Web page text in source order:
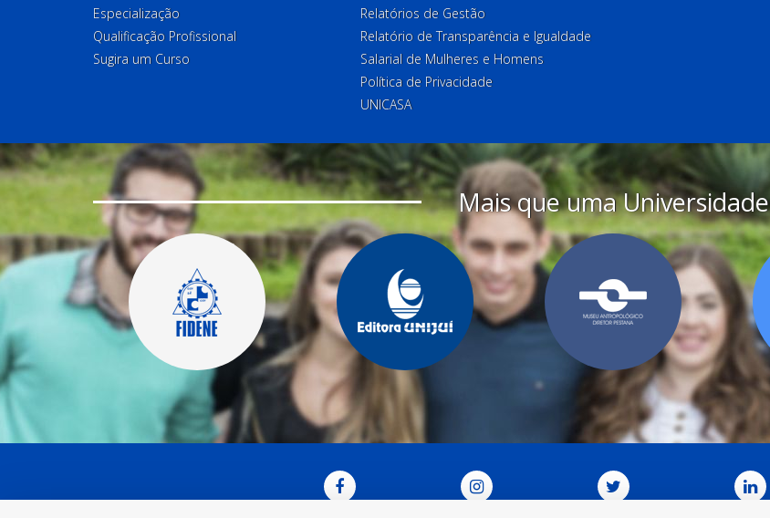
Especialização
Qualificação Profissional
Sugira um Curso
Relatórios de Gestão
Relatório de Transparência e Igualdade
Salarial de Mulheres e Homens
Política de Privacidade
UNICASA
Mais que uma Universidade